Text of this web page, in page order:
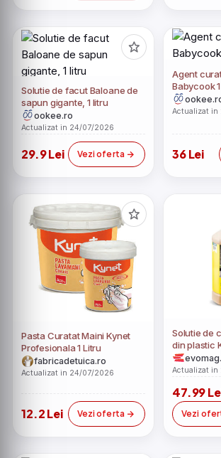
Solutie de facut Baloane de
sapun gigante, 1 litru
ookee.ro
Actualizat in 24/07/2026
29.9 Lei Vezi oferta
Agent
Babycook
Actualizat in
36 Lei
Pasta Curatat Maini Kynet
Profesionala 1 Litru
fabricadetuica.ro
Actualizat in 24/07/2026
12.2 Lei Vezi oferta
Solutie de
din plastic
613, 1 Litru
Actualizat in
47.99
Vezi